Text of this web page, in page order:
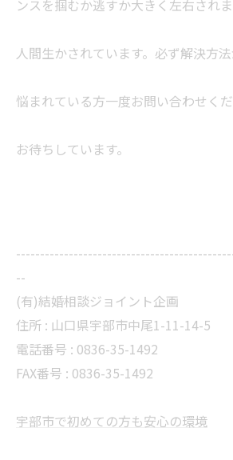
ンスを掴むか逃すか大きく左右されま
人間生かされています。必ず解決方法
悩まれている方一度お問い合わせくだ
お待ちしています。
--
(有)結婚相談ジョイント企画
住所 : 山口県宇部市中尾1-11-14-5
電話番号 : 0836-35-1492
FAX番号 : 0836-35-1492
宇部市で初めての方も安心の環境